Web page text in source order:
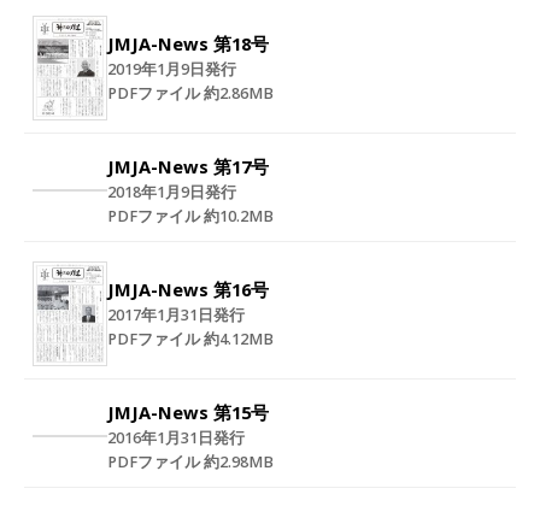
JMJA-News 第18号
2019年1月9日発行
PDFファイル 約2.86MB
JMJA-News 第17号
2018年1月9日発行
PDFファイル 約10.2MB
JMJA-News 第16号
2017年1月31日発行
PDFファイル 約4.12MB
JMJA-News 第15号
2016年1月31日発行
PDFファイル 約2.98MB